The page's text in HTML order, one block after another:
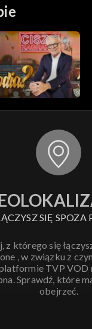
SIĘ SPOZA
z którego się
, w związku z
TVP VOD
Sprawdź, które
obejrzeć.